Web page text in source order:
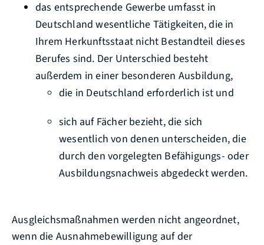
das entsprechende Gewerbe umfasst in
Deutschland wesentliche Tätigkeiten, die in
Ihrem Herkunftsstaat nicht Bestandteil dieses
Berufes sind. Der Unterschied besteht
außerdem in einer besonderen Ausbildung,
die in Deutschland erforderlich ist und
sich auf Fächer bezieht, die sich
wesentlich von denen unterscheiden, die
durch den vorgelegten Befähigungs- oder
Ausbildungsnachweis abgedeckt werden.
Ausgleichsmaßnahmen werden nicht angeordnet,
wenn die Ausnahmebewilligung auf der